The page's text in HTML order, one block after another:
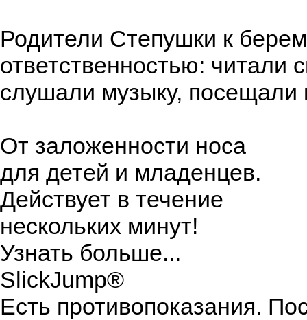
Родители Степушки к
ответственностью: читали
слушали музыку, посещали
От заложенности носа
для детей и младенцев.
Действует в течение
нескольких минут!
Узнать больше...
SlickJump®
Есть противопоказания.